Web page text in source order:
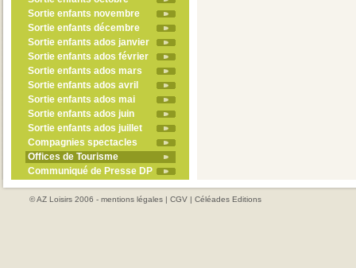
Sortie enfants novembre
Sortie enfants décembre
Sortie enfants ados janvier
Sortie enfants ados février
Sortie enfants ados mars
Sortie enfants ados avril
Sortie enfants ados mai
Sortie enfants ados juin
Sortie enfants ados juillet
Compagnies spectacles
Offices de Tourisme
Communiqué de Presse DP
© AZ Loisirs 2006 - mentions légales | CGV | Céléades Editions